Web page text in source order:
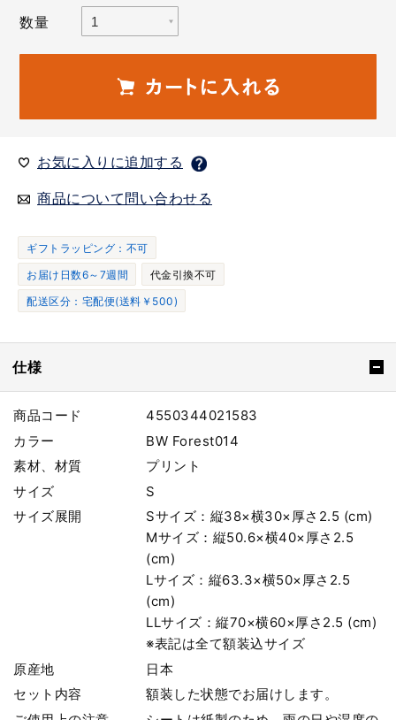
数量
お気に入りに追加する
商品について問い合わせる
ギフトラッピング：不可
お届け日数6～7週間
代金引換不可
配送区分：宅配便(送料￥500)
仕様
商品コード
4550344021583
カラー
BW Forest014
素材、材質
プリント
サイズ
S
サイズ展開
Sサイズ：縦38×横30×厚さ2.5 (cm)
Mサイズ：縦50.6×横40×厚さ2.5
(cm)
Lサイズ：縦63.3×横50×厚さ2.5
(cm)
LLサイズ：縦70×横60×厚さ2.5 (cm)
※表記は全て額装込サイズ
原産地
日本
セット内容
額装した状態でお届けします。